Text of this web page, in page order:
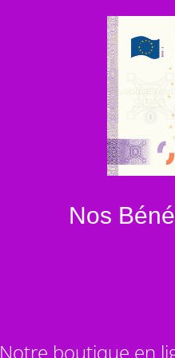
Nos
Notre boutique en